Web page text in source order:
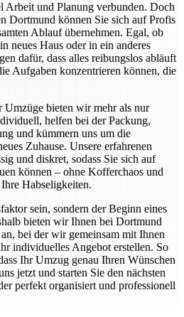
und Planung verbunden. Doch
Dortmund können Sie sich auf Profis
Ablauf übernehmen. Egal, ob
neues Haus oder in ein anderes
dafür, dass alles reibungslos abläuft
Aufgaben konzentrieren können, die
Umzüge bieten wir mehr als nur
helfen bei der Packung,
und kümmern uns um die
Zuhause. Unsere erfahrenen
und diskret, sodass Sie sich auf
können – ohne Kofferchaos und
Habseligkeiten.
sein, sondern der Beginn eines
bieten wir Ihnen bei Dortmund
bei der wir gemeinsam mit Ihnen
individuelles Angebot erstellen. So
Ihr Umzug genau Ihren Wünschen
jetzt und starten Sie den nächsten
perfekt organisiert und professionell